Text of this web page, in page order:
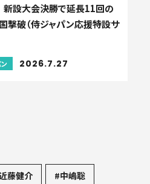
設大会決勝で延長11回の
撃破（侍ジャパン応援特設サ
2026.7.27
藤健介 #中嶋聡